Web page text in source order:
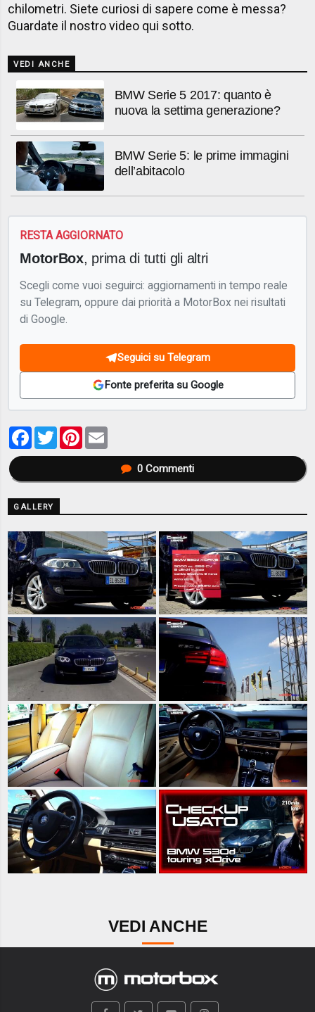
chilometri. Siete curiosi di sapere come è messa?
Guardate il nostro video qui sotto.
VEDI ANCHE
BMW Serie 5 2017: quanto è
nuova la settima generazione?
BMW Serie 5: le prime immagini
dell’abitacolo
RESTA AGGIORNATO
MotorBox, prima di tutti gli altri
Scegli come vuoi seguirci: aggiornamenti in tempo reale
su Telegram, oppure dai priorità a MotorBox nei risultati
di Google.
Seguici su Telegram
Fonte preferita su Google
Facebook
TwitterPinterest
0Commenti
GALLERY
VEDI ANCHE